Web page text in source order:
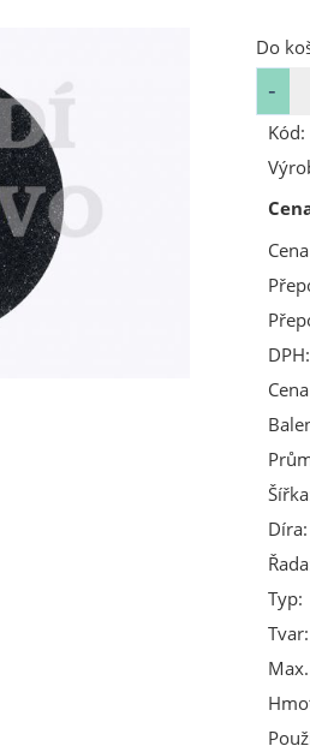
Do
Kód:
DPH:
Díra:
Typ:
Tvar: